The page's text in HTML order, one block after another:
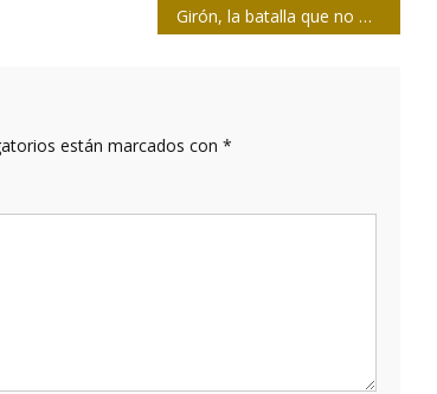
Girón, la batalla que no podemos olvidar
están marcados con *